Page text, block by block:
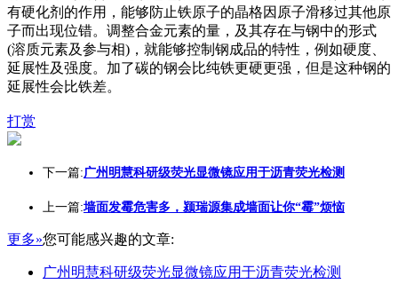
有硬化剂的作用，能够防止铁原子的晶格因原子滑移过其他原
子而出现位错。调整合金元素的量，及其存在与钢中的形式
(溶质元素及参与相)，就能够控制钢成品的特性，例如硬度、
延展性及强度。加了碳的钢会比纯铁更硬更强，但是这种钢的
延展性会比铁差。
打赏
下一篇:广州明慧科研级荧光显微镜应用于沥青荧光检测
上一篇:墙面发霉危害多，颍瑞源集成墙面让你“霉”烦恼
更多»您可能感兴趣的文章:
广州明慧科研级荧光显微镜应用于沥青荧光检测